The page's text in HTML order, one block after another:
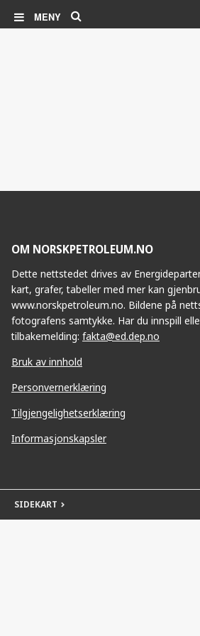
MENY
OM NORSKPETROLEUM.NO
Dette nettstedet drives av
kart, grafer, tabeller med mer kan
www.norskpetroleum.no. Bildene på
fotografens samtykke. Har du innspill
tilbakemelding: fakta@ed.dep.no
Bruk av innhold
Personvernerklæring
Tilgjengelighetserklæring
Informasjonskapsler
SIDEKART